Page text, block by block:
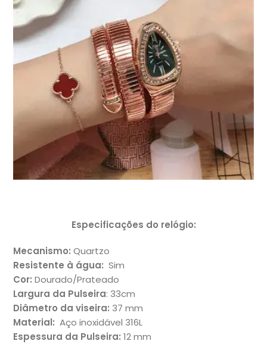
Especificações do relógio:
Mecanismo: Quartzo
Resistente à água: Sim
Cor: Dourado/Prateado
Largura da Pulseira: 33cm
Diâmetro da viseira: 37 mm
Material: Aço inoxidável 316L
Espessura da Pulseira: 12 mm